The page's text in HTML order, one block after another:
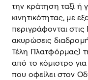
την κράτηση ταξί ή
κινητικότητας, με
περιγράφονται
ακυρώσεις
Τέλη Πλατφόρμας)
από το κόμιστρο
που οφείλει στον